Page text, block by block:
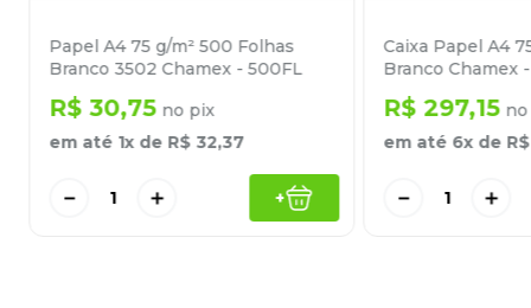
Papel A4 75 g/m² 500 Folhas
Branco 3502 Chamex - 500FL
R$ 30,75no pix
em até 1x de R$ 32,37
＋
－ +
Caixa Papel A4
Branco Chamex
R$ 297,15
em até 6x de R$
＋
－